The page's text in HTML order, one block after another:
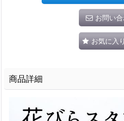
お問い
お気に入
商品詳細